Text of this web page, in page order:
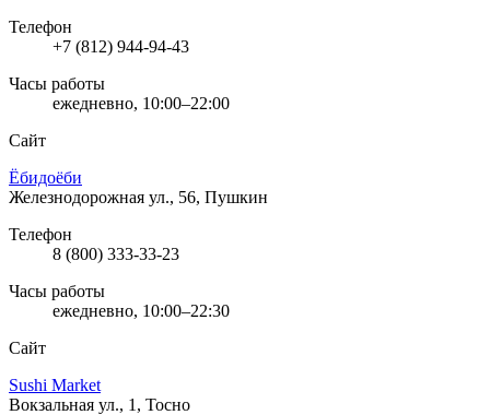
Телефон
+7 (812) 944-94-43
Часы работы
ежедневно, 10:00–22:00
Сайт
Ёбидоёби
Железнодорожная ул., 56, Пушкин
Телефон
8 (800) 333-33-23
Часы работы
ежедневно, 10:00–22:30
Сайт
Sushi Market
Вокзальная ул., 1, Тосно